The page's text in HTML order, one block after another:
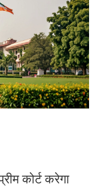
कोर्ट करेगा